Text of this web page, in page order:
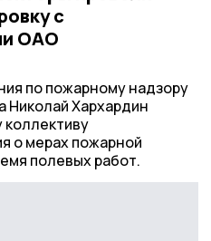
с
ОАО
по пожарному надзору
Николай Хархардин
о мерах пожарной
полевых работ.